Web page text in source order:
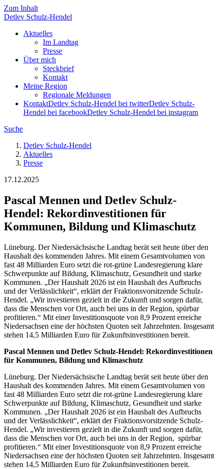
Zum Inhalt
Detlev Schulz-Hendel
Aktuelles
Im Landtag
Presse
Über mich
Steckbrief
Kontakt
Meine Region
Regionale Meldungen
KontaktDetlev Schulz-Hendel bei twitterDetlev Schulz-
Hendel bei facebookDetlev Schulz-Hendel bei instagram
Suche
Detlev Schulz-Hendel
Aktuelles
Presse
17.12.2025
Pascal Mennen und Detlev Schulz-
Hendel: Rekordinvestitionen für
Kommunen, Bildung und Klimaschutz
Lüneburg. Der Niedersächsische Landtag berät seit heute über den
Haushalt des kommenden Jahres. Mit einem Gesamtvolumen von
fast 48 Milliarden Euro setzt die rot-grüne Landesregierung klare
Schwerpunkte auf Bildung, Klimaschutz, Gesundheit und starke
Kommunen. „Der Haushalt 2026 ist ein Haushalt des Aufbruchs
und der Verlässlichkeit“, erklärt der Fraktionsvorsitzende Schulz-
Hendel. „Wir investieren gezielt in die Zukunft und sorgen dafür,
dass die Menschen vor Ort, auch bei uns in der Region, spürbar
profitieren.“ Mit einer Investitionsquote von 8,9 Prozent erreiche
Niedersachsen eine der höchsten Quoten seit Jahrzehnten. Insgesamt
stehen 14,5 Milliarden Euro für Zukunftsinvestitionen bereit.
Pascal Mennen und Detlev Schulz-Hendel: Rekordinvestitionen
für Kommunen, Bildung und Klimaschutz
Lüneburg. Der Niedersächsische Landtag berät seit heute über den
Haushalt des kommenden Jahres. Mit einem Gesamtvolumen von
fast 48 Milliarden Euro setzt die rot-grüne Landesregierung klare
Schwerpunkte auf Bildung, Klimaschutz, Gesundheit und starke
Kommunen. „Der Haushalt 2026 ist ein Haushalt des Aufbruchs
und der Verlässlichkeit“, erklärt der Fraktionsvorsitzende Schulz-
Hendel. „Wir investieren gezielt in die Zukunft und sorgen dafür,
dass die Menschen vor Ort, auch bei uns in der Region, spürbar
profitieren.“ Mit einer Investitionsquote von 8,9 Prozent erreiche
Niedersachsen eine der höchsten Quoten seit Jahrzehnten. Insgesamt
stehen 14,5 Milliarden Euro für Zukunftsinvestitionen bereit.